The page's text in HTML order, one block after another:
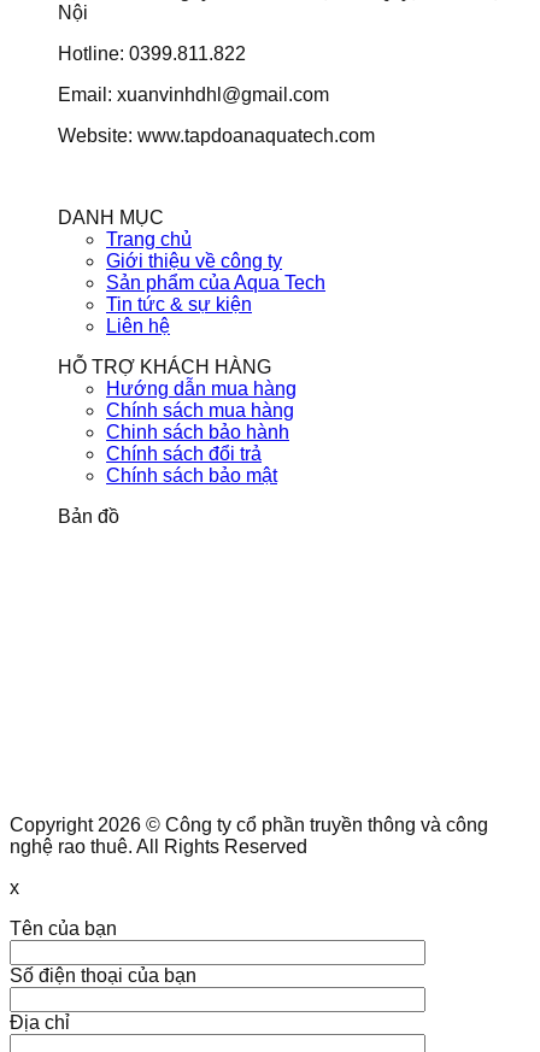
Nội
Hotline: 0399.811.822
Email: xuanvinhdhl@gmail.com
Website: www.tapdoanaquatech.com
DANH MỤC
Trang chủ
Giới thiệu về công ty
Sản phẩm của Aqua Tech
Tin tức & sự kiện
Liên hệ
HỖ TRỢ KHÁCH HÀNG
Hướng dẫn mua hàng
Chính sách mua hàng
Chinh sách bảo hành
Chính sách đổi trả
Chính sách bảo mật
Bản đồ
Copyright 2026 © Công ty cổ phần truyền thông và công
nghệ rao thuê. All Rights Reserved
x
Tên của bạn
Số điện thoại của bạn
Địa chỉ